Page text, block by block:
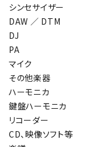
シンセサイザー
DAW ／ DTM
DJ
PA
マイク
その他楽器
ハーモニカ
鍵盤ハーモニカ
リコーダー
CD、映像ソフト等